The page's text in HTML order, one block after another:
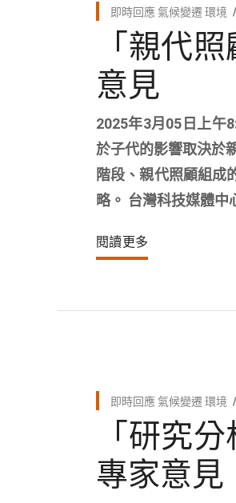
即時回應氣候變遷 環境
「親代
意見
2025年3月05日上午
於子代的影響取決於
階段、親代照顧組成
略。 台灣科技媒體中
閱讀更多
即時回應氣候變遷 環境
「研究
專家意見